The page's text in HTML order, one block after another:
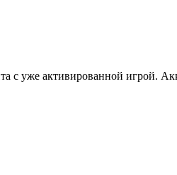
уже активированной игрой.